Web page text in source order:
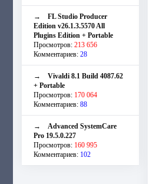
→ FL Studio Producer
Edition v26.1.3.5570 All
Plugins Edition + Portable
Просмотров: 213 656
Комментариев: 28
→ Vivaldi 8.1 Build 4087.62
+ Portable
Просмотров: 170 064
Комментариев: 88
→ Advanced SystemCare
Pro 19.5.0.227
Просмотров: 160 995
Комментариев: 102